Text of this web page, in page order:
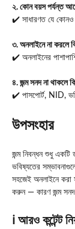
২. কোন বয়স পর্যন্ত
✔️ সাধারণত যে কোনও
৩. অনলাইনে না করলে
✔️ অনলাইনের
৪. জন্ম সনদ না থাকলে
✔️ পাসপোর্ট, NID,
উপসংহার
জন্ম নিবন্ধন শুধু
ভবিষ্যতের
সহজেই অনলাইনে
করুন — কারণ জন্ম সনদ
ℹ️ আরও কন্টেন্ট